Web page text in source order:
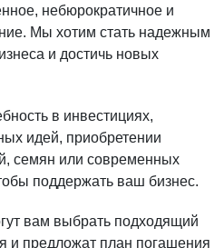
небюрократичное и
Мы хотим стать надежным
и достичь новых
в инвестициях,
идей, приобретении
семян или современных
поддержать ваш бизнес.
вам выбрать подходящий
и предложат план погашения